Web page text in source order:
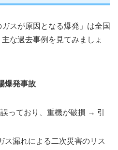
スが原因となる爆発」は全国
な過去事例を見てみましょ
爆発事故
っており、重機が破損 → 引
ス漏れによる二次災害のリス